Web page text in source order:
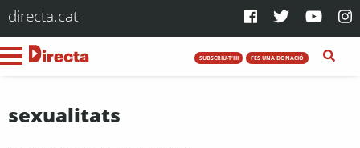
directa.cat
SUBSCRIU-T'HI FES UNA DONACIÓ
sexualitats